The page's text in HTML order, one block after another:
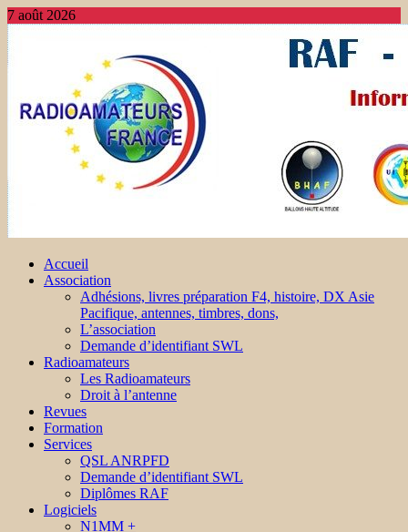
7 août 2026
Accueil
Association
Adhésions, livres préparation F4, histoire, DX Asie
Pacifique, antennes, timbres, dons,
L’association
Demande d’identifiant SWL
Radioamateurs
Les Radioamateurs
Droit à l’antenne
Revues
Formation
Services
QSL ANRPFD
Demande d’identifiant SWL
Diplômes RAF
Logiciels
N1MM +